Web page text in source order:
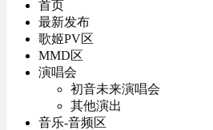
首页
最新发布
歌姬PV区
MMD区
演唱会
初音未来演唱会
其他演出
音乐-音频区